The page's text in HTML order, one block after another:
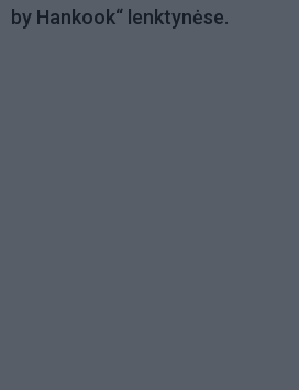
by Hankook“ lenktynėse.